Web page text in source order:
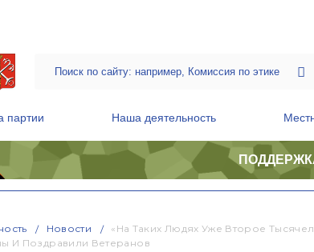
партии Наша деятельность
Новости
«На Таких Людях Уже Второе
И Поздравили Ветеранов